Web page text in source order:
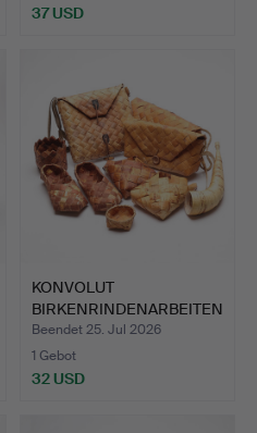
37 USD
KONVOLUT
BIRKENRINDENARBEITEN
.Beendet 25. Jul 2026
1 Gebot
32 USD